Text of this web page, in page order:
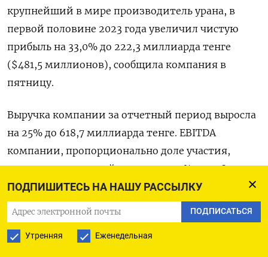
ПОДПИШИТЕСЬ НА НАШУ РАССЫЛКУ
ПОДПИСАТЬСЯ
Утренняя Еженедельная
крупнейший в мире производитель урана, в
первой половине 2023 года увеличил чистую
прибыль на 33,0% до 222,3 миллиарда тенге
($481,5 миллионов), сообщила компания в
пятницу.
Выручка компании за отчетный период выросла
на 25% до 618,7 миллиарда тенге. EBITDA
компании, пропорционально доле участия,
выросла за отчетный период на 52% до 278,3
миллиарда тенге.
Компания сообщила, что увеличила
консолидированный объем реализации на 6%,